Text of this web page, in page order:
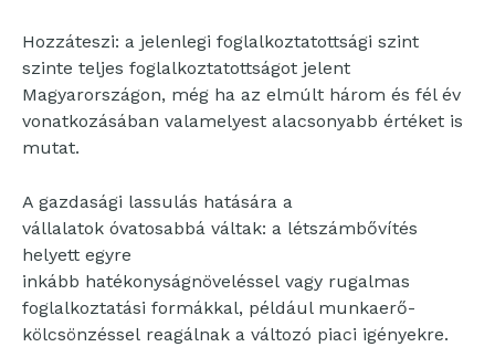
Hozzáteszi: a jelenlegi foglalkoztatottsági szint
szinte teljes foglalkoztatottságot jelent
Magyarországon, még ha az elmúlt három és fél év
vonatkozásában valamelyest alacsonyabb értéket is
mutat.
A gazdasági lassulás hatására a
vállalatok óvatosabbá váltak: a létszámbővítés
helyett egyre
inkább hatékonyságnöveléssel vagy rugalmas
foglalkoztatási formákkal, például munkaerő-
kölcsönzéssel reagálnak a változó piaci igényekre.